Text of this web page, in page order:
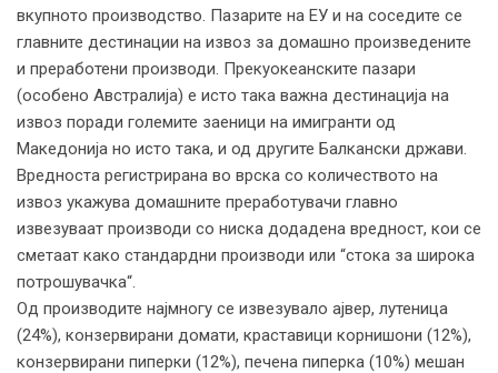
вкупното производство. Пазарите на ЕУ и на соседите се
главните дестинации на извоз за домашно произведените
и преработени производи. Прекуокеанските пазари
(особено Австралија) е исто така важна дестинација на
извоз поради големите заеници на имигранти од
Македонија но исто така, и од другите Балкански држави.
Вредноста регистрирана во врска со количеството на
извоз укажува домашните преработувачи главно
извезуваат производи со ниска додадена вредност, кои се
сметаат како стандардни производи или “стока за широка
потрошувачка“.
Од производите најмногу се извезувало ајвер, лутеница
(24%), конзервирани домати, краставици корнишони (12%),
конзервирани пиперки (12%), печена пиперка (10%) мешан